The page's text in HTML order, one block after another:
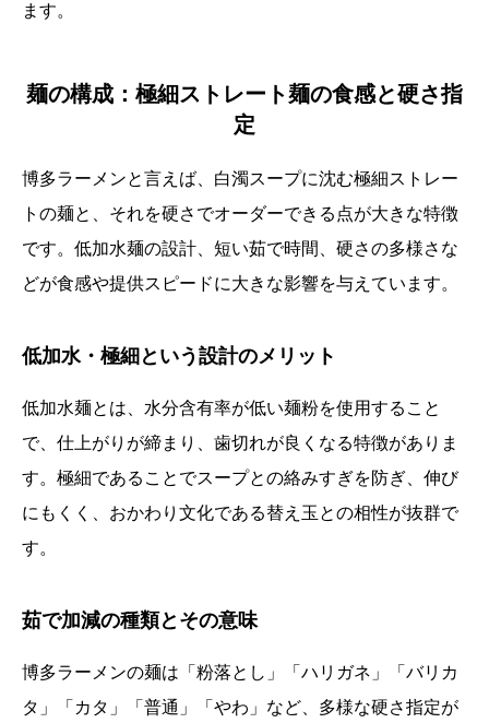
ます。
麺の構成：極細ストレート麺の食感と硬さ指
定
博多ラーメンと言えば、白濁スープに沈む極細ストレー
トの麺と、それを硬さでオーダーできる点が大きな特徴
です。低加水麺の設計、短い茹で時間、硬さの多様さな
どが食感や提供スピードに大きな影響を与えています。
低加水・極細という設計のメリット
低加水麺とは、水分含有率が低い麺粉を使用すること
で、仕上がりが締まり、歯切れが良くなる特徴がありま
す。極細であることでスープとの絡みすぎを防ぎ、伸び
にもくく、おかわり文化である替え玉との相性が抜群で
す。
茹で加減の種類とその意味
博多ラーメンの麺は「粉落とし」「ハリガネ」「バリカ
タ」「カタ」「普通」「やわ」など、多様な硬さ指定が